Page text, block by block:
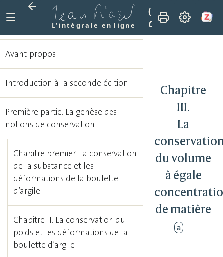
L’intégrale en ligne
(1962)
Le
Chapitre III. La
Chapitre
III.
La
du volume
à égale
de matière
a
Avant-propos
Introduction à la seconde édition
Première partie. La genèse des
notions de conservation
Chapitre premier. La conservation
de la substance et les
déformations de la boulette
d’argile
Chapitre II. La conservation du
poids et les déformations de la
boulette d’argile